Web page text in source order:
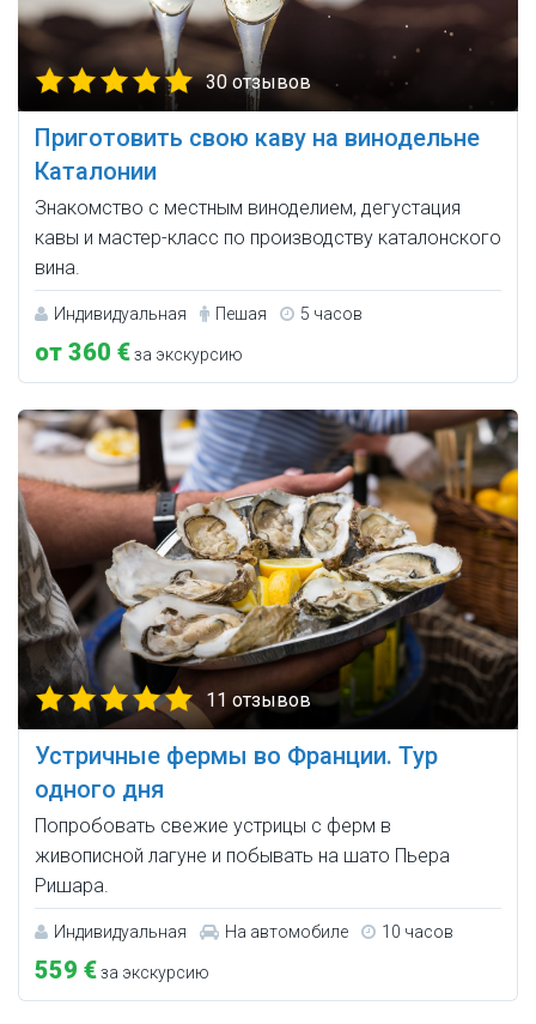
30 отзывов
Приготовить свою каву на винодельне
Каталонии
Знакомство с местным виноделием, дегустация
кавы и мастер-класс по производству каталонского
вина.
Индивидуальная Пешая 5 часов
от 360 €за экскурсию
11 отзывов
Устричные фермы во Франции. Тур
одного дня
Попробовать свежие устрицы с ферм в
живописной лагуне и побывать на шато Пьера
Ришара.
Индивидуальная На автомобиле 10 часов
559 €за экскурсию